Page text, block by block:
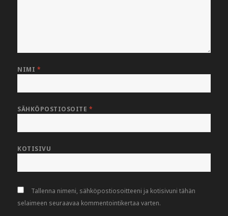
NIMI *
SÄHKÖPOSTIOSOITE *
KOTISIVU
Tallenna nimeni, sähköpostiosoitteeni ja kotisivuni tähän
selaimeen seuraavaa kommentointikertaa varten.